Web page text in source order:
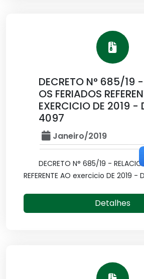
DECRETO N° 685/19
OS FERIADOS
EXERCICIO DE 2019 -
4097
Janeiro/2019
DECRETO N° 685/19 -
REFERENTE AO exercicio DE 2019 -
Detalhes